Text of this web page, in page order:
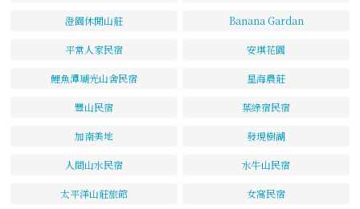
澄園休閒山莊 Banana Gardan
平常人家民宿 安琪花園
鯉魚潭瑚光山舍民宿 星海農莊
豐山民宿 葉綠宿民宿
加南美地 發現樹湖
人間山水民宿 水牛山民宿
太平洋山莊旅館 女窩民宿